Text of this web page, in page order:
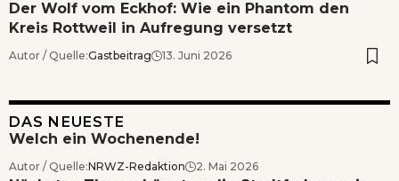
Der Wolf vom Eckhof: Wie ein Phantom den
Kreis Rottweil in Aufregung versetzt
Autor / Quelle:Gastbeitrag 13. Juni 2026
DAS NEUESTE
Welch ein Wochenende!
Autor / Quelle:NRWZ-Redaktion 2. Mai 2026